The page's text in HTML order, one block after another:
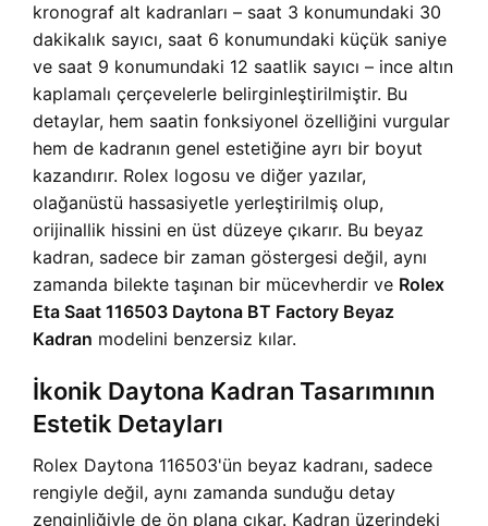
kronograf alt kadranları – saat 3 konumundaki 30
dakikalık sayıcı, saat 6 konumundaki küçük saniye
ve saat 9 konumundaki 12 saatlik sayıcı – ince altın
kaplamalı çerçevelerle belirginleştirilmiştir. Bu
detaylar, hem saatin fonksiyonel özelliğini vurgular
hem de kadranın genel estetiğine ayrı bir boyut
kazandırır. Rolex logosu ve diğer yazılar,
olağanüstü hassasiyetle yerleştirilmiş olup,
orijinallik hissini en üst düzeye çıkarır. Bu beyaz
kadran, sadece bir zaman göstergesi değil, aynı
zamanda bilekte taşınan bir mücevherdir ve Rolex
Eta Saat 116503 Daytona BT Factory Beyaz
Kadran modelini benzersiz kılar.
İkonik Daytona Kadran Tasarımının
Estetik Detayları
Rolex Daytona 116503'ün beyaz kadranı, sadece
rengiyle değil, aynı zamanda sunduğu detay
zenginliğiyle de ön plana çıkar. Kadran üzerindeki